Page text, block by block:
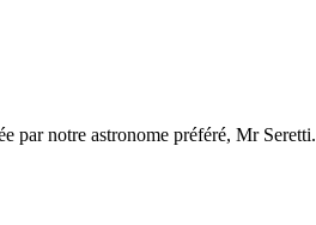
par notre astronome préféré, Mr Seretti.